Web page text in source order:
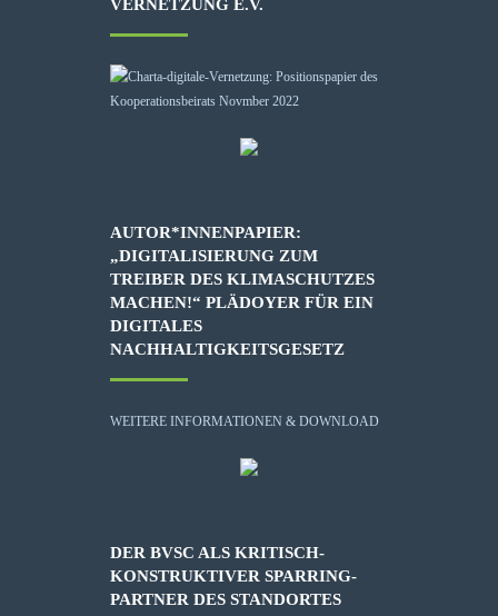
VERNETZUNG E.V.
AUTOR*INNENPAPIER:
„DIGITALISIERUNG ZUM
TREIBER DES KLIMASCHUTZES
MACHEN!“ PLÄDOYER FÜR EIN
DIGITALES
NACHHALTIGKEITSGESETZ
WEITERE INFORMATIONEN & DOWNLOAD
DER BVSC ALS KRITISCH-
KONSTRUKTIVER SPARRING-
PARTNER DES STANDORTES